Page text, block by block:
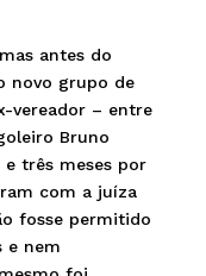
antes do
novo grupo de
vereador – entre
Bruno
e três meses por
com a juíza
fosse permitido
e nem